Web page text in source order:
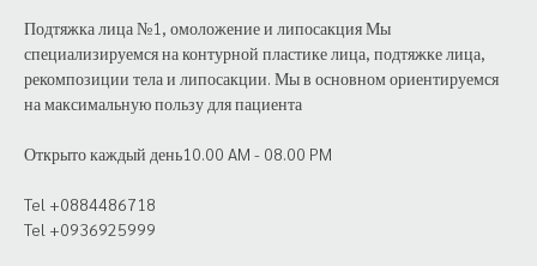
Подтяжка лица №1, омоложение и липосакция Мы
специализируемся на контурной пластике лица, подтяжке лица,
рекомпозиции тела и липосакции. Мы в основном ориентируемся
на максимальную пользу для пациента
Открыто каждый день10.00 AM - 08.00 PM
Tel +0884486718
Tel +0936925999